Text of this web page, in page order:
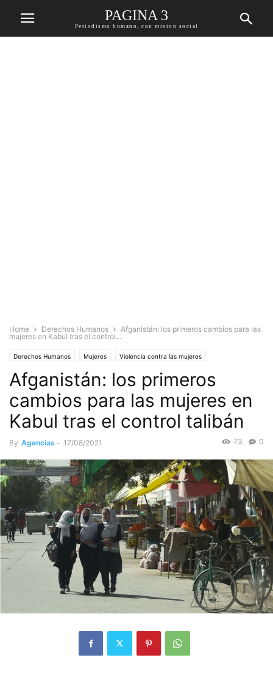
PAGINA 3
Periodismo humano, con mision social
Home Derechos Humanos
Afganistán: los primeros cambios para las
mujeres en Kabul tras el control...
Derechos Humanos Mujeres Violencia contra las mujeres
Violencia y Seguridad
Afganistán: los primeros
cambios para las mujeres en
Kabul tras el control talibán
By Agencias - 17/08/2021 0
73